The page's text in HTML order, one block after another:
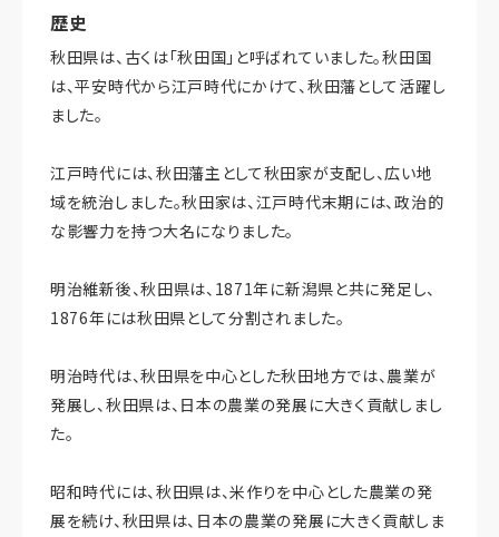
歴史
秋田県は、古くは「秋田国」と呼ばれていました。秋田国
は、平安時代から江戸時代にかけて、秋田藩として活躍し
ました。
江戸時代には、秋田藩主として秋田家が支配し、広い地
域を統治しました。秋田家は、江戸時代末期には、政治的
な影響力を持つ大名になりました。
明治維新後、秋田県は、1871年に新潟県と共に発足し、
1876年には秋田県として分割されました。
明治時代は、秋田県を中心とした秋田地方では、農業が
発展し、秋田県は、日本の農業の発展に大きく貢献しまし
た。
昭和時代には、秋田県は、米作りを中心とした農業の発
展を続け、秋田県は、日本の農業の発展に大きく貢献しま